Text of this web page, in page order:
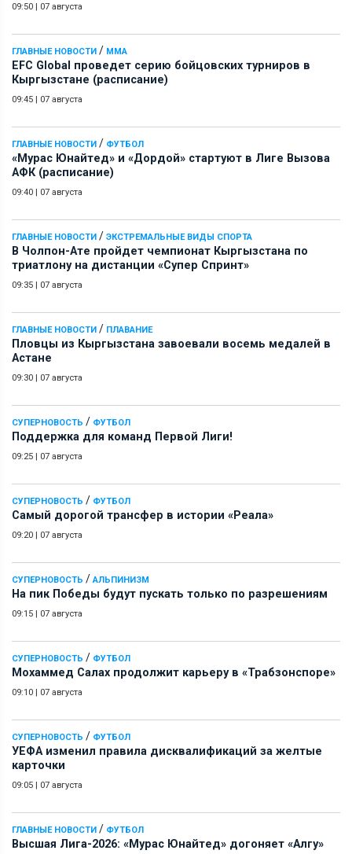
09:50 | 07 августа
ГЛАВНЫЕ НОВОСТИ / ММА
EFC Global проведет серию бойцовских турниров в
Кыргызстане (расписание)
09:45 | 07 августа
ГЛАВНЫЕ НОВОСТИ / ФУТБОЛ
«Мурас Юнайтед» и «Дордой» стартуют в Лиге Вызова
АФК (расписание)
09:40 | 07 августа
ГЛАВНЫЕ НОВОСТИ / ЭКСТРЕМАЛЬНЫЕ ВИДЫ СПОРТА
В Чолпон-Ате пройдет чемпионат Кыргызстана по
триатлону на дистанции «Супер Спринт»
09:35 | 07 августа
ГЛАВНЫЕ НОВОСТИ / ПЛАВАНИЕ
Пловцы из Кыргызстана завоевали восемь медалей в
Астане
09:30 | 07 августа
СУПЕРНОВОСТЬ / ФУТБОЛ
Поддержка для команд Первой Лиги!
09:25 | 07 августа
СУПЕРНОВОСТЬ / ФУТБОЛ
Самый дорогой трансфер в истории «Реала»
09:20 | 07 августа
СУПЕРНОВОСТЬ / АЛЬПИНИЗМ
На пик Победы будут пускать только по разрешениям
09:15 | 07 августа
СУПЕРНОВОСТЬ / ФУТБОЛ
Мохаммед Салах продолжит карьеру в «Трабзонспоре»
09:10 | 07 августа
СУПЕРНОВОСТЬ / ФУТБОЛ
УЕФА изменил правила дисквалификаций за желтые
карточки
09:05 | 07 августа
ГЛАВНЫЕ НОВОСТИ / ФУТБОЛ
Высшая Лига-2026: «Мурас Юнайтед» догоняет «Алгу»